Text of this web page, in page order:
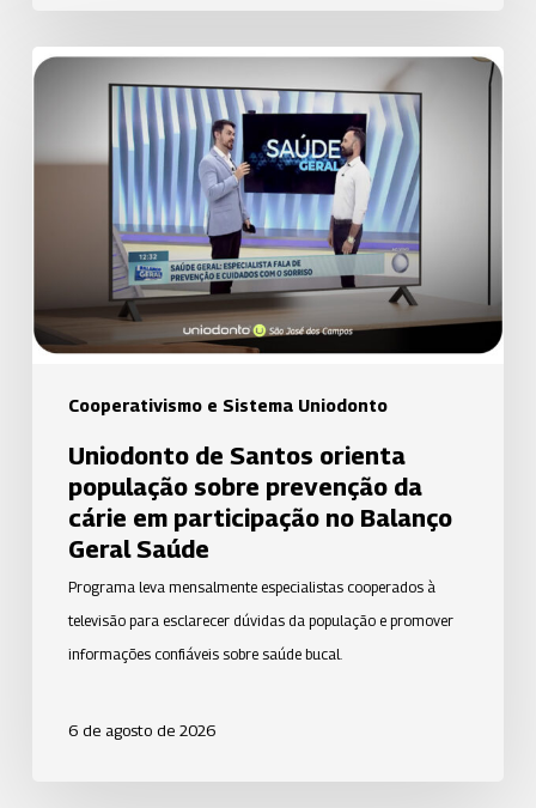
Cooperativismo e Sistema Uniodonto
Uniodonto
orienta
população
prevenção
cárie
participação
Balanço
Geral
Saúde
Uniodonto de Santos orienta
população sobre prevenção da
cárie em participação no Balanço
Geral Saúde
Programa leva mensalmente especialistas cooperados à
televisão para esclarecer dúvidas da população e promover
informações confiáveis sobre saúde bucal.
6 de agosto de 2026